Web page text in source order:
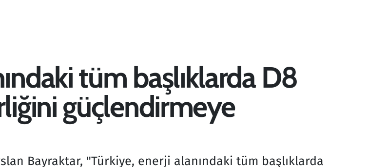
tüm başlıklarda D8
güçlendirmeye
Bayraktar, "Türkiye, enerji alanındaki tüm başlıklarda